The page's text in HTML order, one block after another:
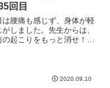
回目
は腰痛も感じず、身体が軽
がしました。先生からは、
の起こりをもっと消せ！と
うしないのですが、先生と
2020.09.10